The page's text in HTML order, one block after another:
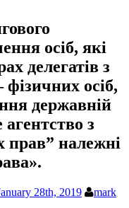
осіб, які
делегатів з
осіб,
державній
агентство з
прав” належні
28th, 2019
mark